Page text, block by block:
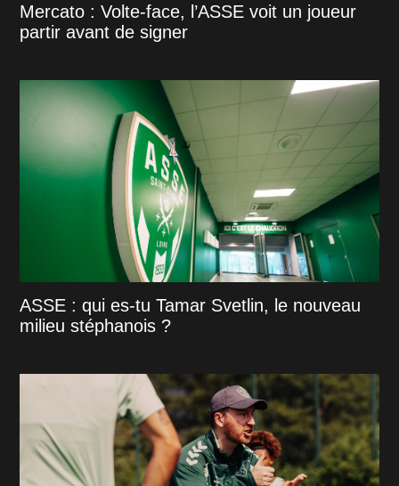
Mercato : Volte-face, l’ASSE voit un joueur
partir avant de signer
ASSE : qui es-tu Tamar Svetlin, le nouveau
milieu stéphanois ?